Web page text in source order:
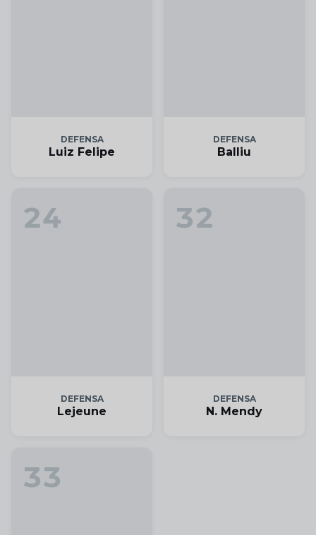
DEFENSA
Luiz Felipe
DEFENSA
Balliu
DEFENSA
24
Lejeune
DEFENSA
32
N. Mendy
33